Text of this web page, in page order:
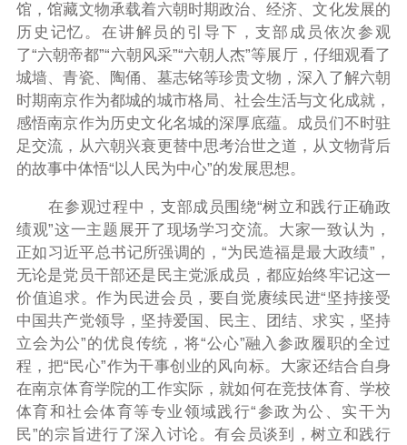
馆，馆藏文物承载着六朝时期政治、经济、文化发展的
历史记忆。在讲解员的引导下，支部成员依次参观
了“六朝帝都”“六朝风采”“六朝人杰”等展厅，仔细观看了
城墙、青瓷、陶俑、墓志铭等珍贵文物，深入了解六朝
时期南京作为都城的城市格局、社会生活与文化成就，
感悟南京作为历史文化名城的深厚底蕴。成员们不时驻
足交流，从六朝兴衰更替中思考治世之道，从文物背后
的故事中体悟“以人民为中心”的发展思想。
在参观过程中，支部成员围绕“树立和践行正确政
绩观”这一主题展开了现场学习交流。大家一致认为，
正如习近平总书记所强调的，“为民造福是最大政绩”，
无论是党员干部还是民主党派成员，都应始终牢记这一
价值追求。作为民进会员，要自觉赓续民进“坚持接受
中国共产党领导，坚持爱国、民主、团结、求实，坚持
立会为公”的优良传统，将“公心”融入参政履职的全过
程，把“民心”作为干事创业的风向标。大家还结合自身
在南京体育学院的工作实际，就如何在竞技体育、学校
体育和社会体育等专业领域践行“参政为公、实干为
民”的宗旨进行了深入讨论。有会员谈到，树立和践行